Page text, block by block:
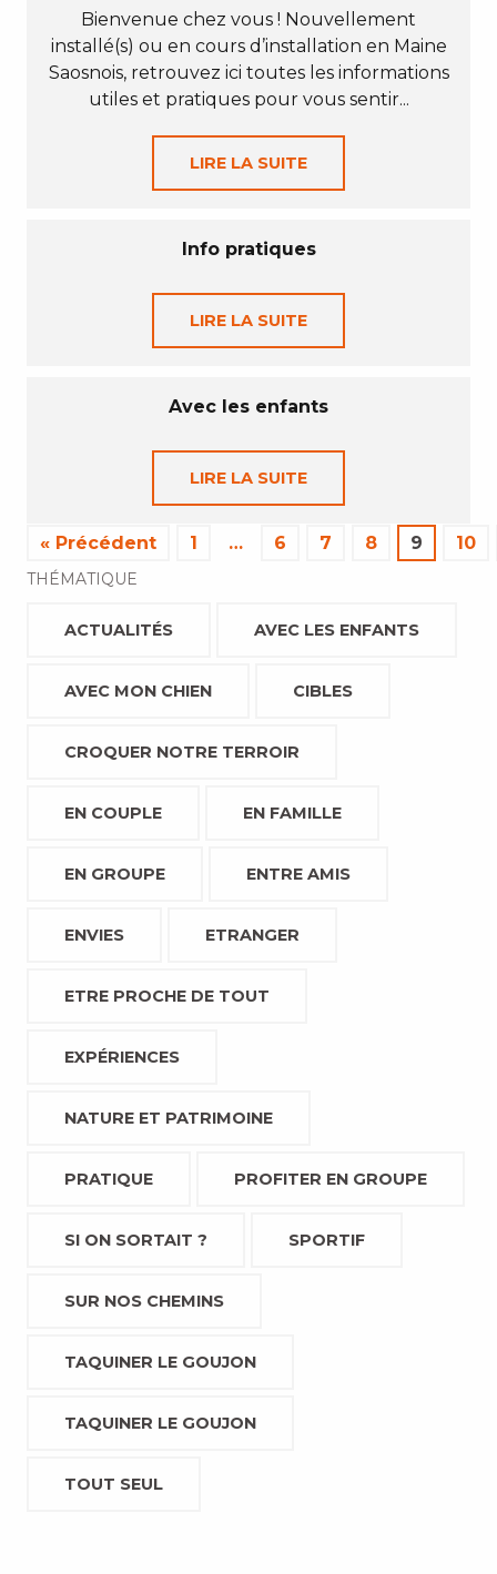
Bienvenue chez vous ! Nouvellement
installé(s) ou en cours d’installation en Maine
Saosnois, retrouvez ici toutes les informations
utiles et pratiques pour vous sentir...
LIRE LA SUITE
Info pratiques
LIRE LA SUITE
Avec les enfants
LIRE LA SUITE
« Précédent 1 … 6 7 8 9 10
THÉMATIQUE
ACTUALITÉS AVEC LES ENFANTS
AVEC MON CHIEN CIBLES
CROQUER NOTRE TERROIR
EN COUPLE EN FAMILLE
EN GROUPE ENTRE AMIS
ENVIES ETRANGER
ETRE PROCHE DE TOUT
EXPÉRIENCES
NATURE ET PATRIMOINE
PRATIQUE PROFITER EN GROUPE
SI ON SORTAIT ? SPORTIF
SUR NOS CHEMINS
TAQUINER LE GOUJON
TAQUINER LE GOUJON
TOUT SEUL